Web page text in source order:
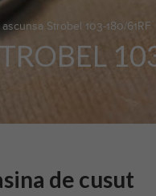
Strobel 103-180/61RF
de cusut